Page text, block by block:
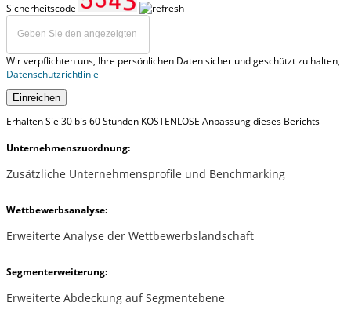
Sicherheitscode
Wir verpflichten uns, Ihre persönlichen Daten sicher und geschützt zu halten,
Datenschutzrichtlinie
Einreichen
Erhalten Sie 30 bis 60 Stunden KOSTENLOSE Anpassung dieses Berichts
Unternehmenszuordnung:
Zusätzliche Unternehmensprofile und Benchmarking
Wettbewerbsanalyse:
Erweiterte Analyse der Wettbewerbslandschaft
Segmenterweiterung:
Erweiterte Abdeckung auf Segmentebene